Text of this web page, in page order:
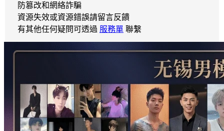
防篡改和網絡詐騙
資源失效或資源錯誤請留言反饋
有其他任何疑問可透過 服務單 聯繫